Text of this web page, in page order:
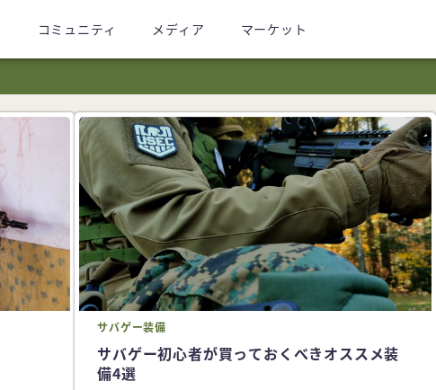
コミュニティ メディア マーケット
サバゲー装備
サバゲー初心者が買っておくべきオススメ装
備4選